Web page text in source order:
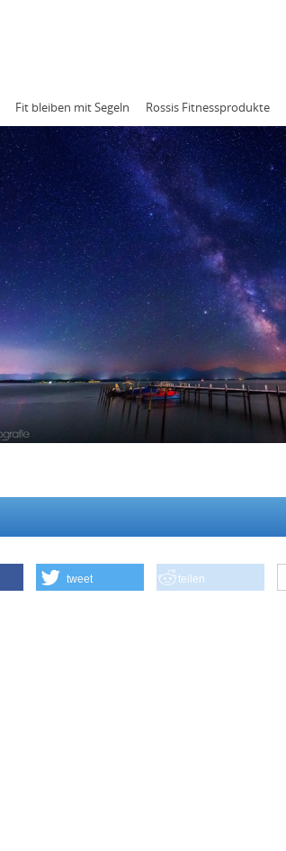
Fit bleiben mit Segeln Rossis Fitnessprodukte
tweet teilen